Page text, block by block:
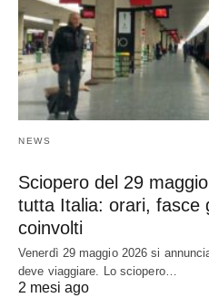
NEWS
Sciopero del 29
tutta Italia: orari, fasce
coinvolti
Venerdì 29 maggio 2026 si
deve viaggiare. Lo sciopero…
2 mesi ago